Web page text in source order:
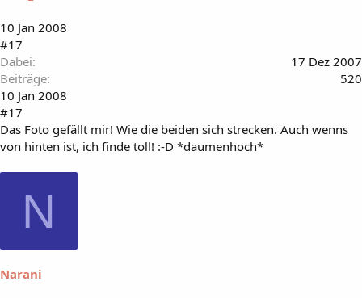
10 Jan 2008
#17
Dabei
17 Dez 2007
Beiträge
520
10 Jan 2008
#17
Das Foto gefällt mir! Wie die beiden sich strecken. Auch wenns
von hinten ist, ich finde toll! :-D *daumenhoch*
N
Narani